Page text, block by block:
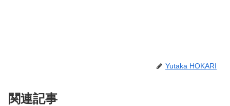
Yutaka HOKARI
関連記事